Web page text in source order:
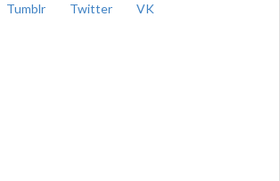
Tumblr
Twitter VK